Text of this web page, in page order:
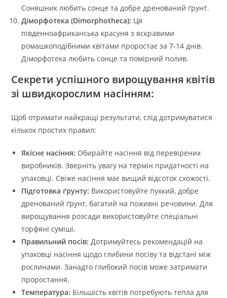
Соняшник любить сонце та добре дренований ґрунт.
Діморфотека (Dimorphotheca): Ця
південноафриканська красуня з яскравими
ромашкоподібними квітами проростає за 7-14 днів.
Діморфотека любить сонце та помірний полив.
Секрети успішного вирощування квітів
зі швидкорослим насінням:
Щоб отримати найкращі результати, слід дотримуватися
кількох простих правил:
Якісне насіння: Обирайте насіння від перевірених
виробників. Зверніть увагу на термін придатності на
упаковці. Свіже насіння має вищий відсоток схожості.
Підготовка ґрунту: Використовуйте пухкий, добре
дренований ґрунт, багатий на поживні речовини. Для
вирощування розсади використовуйте спеціальні
торфяні суміші.
Правильний посів: Дотримуйтесь рекомендацій на
упаковці насіння щодо глибини посіву та відстані між
рослинами. Занадто глибокий посів може затримати
проростання.
Температура: Більшість квітів потребують тепла для